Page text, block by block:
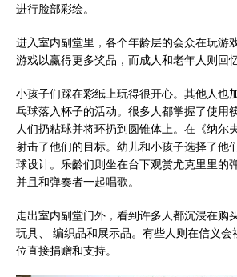
进行脸部彩绘。
进入室内副堂里，各个年龄层的会众在玩游
游戏以赢得更多奖品，而成人和老年人则回
小孩子们踩在彩纸上玩得很开心。其他人也
乓球落入杯子的活动。很多人都掌握了使用
人们扔粘球并将环扔到圆锥体上。在《纳尔
射击了他们的目标。幼儿和小孩子选择了他
球设计。乐齡们则坐在台下观赏尤克里里的
并且和弹奏者一起唱歌。
走出室内副堂门外，看到许多人都沉浸在购
玩具、 编织品和展示品。有些人则在信义会
位直接捐赠和支持。